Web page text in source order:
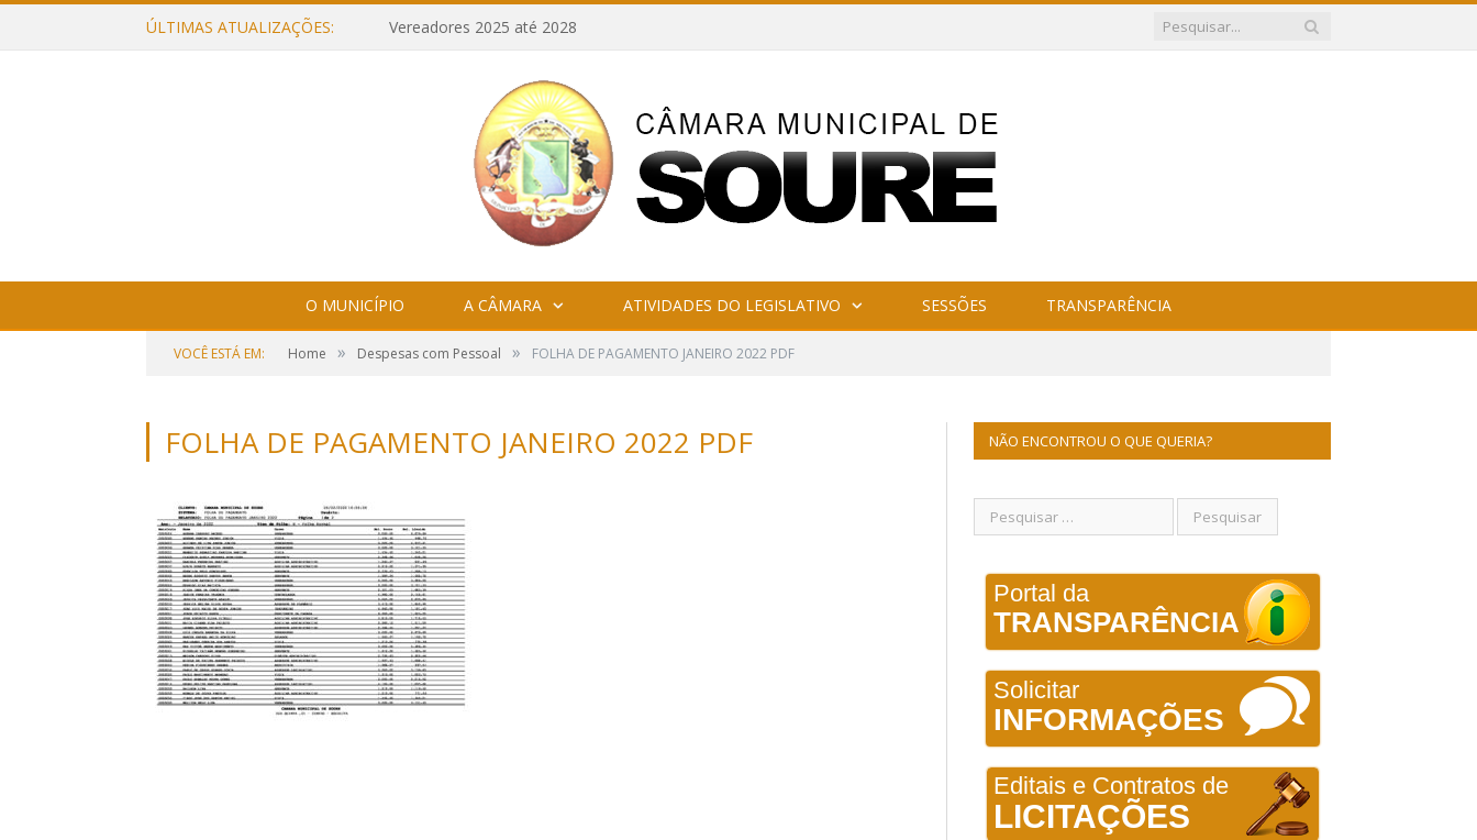
ÚLTIMAS ATUALIZAÇÕES: Vereadores 2025 até 2028
O MUNICÍPIO A CÂMARA ATIVIDADES DO LEGISLATIVO SESSÕES TRANSPARÊNCIA
VOCÊ ESTÁ EM: Home » Despesas com Pessoal » FOLHA DE PAGAMENTO JANEIRO 2022 PDF
FOLHA DE PAGAMENTO JANEIRO 2022 PDF NÃO ENCONTROU O QUE QUERIA?
Portal da
TRANSPARÊNCIA
Solicitar
INFORMAÇÕES
Editais e Contratos de
LICITAÇÕES